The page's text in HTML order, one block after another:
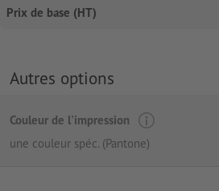
Prix de base (HT)
Autres options
Couleur de l'impression
une couleur spéc. (Pantone)